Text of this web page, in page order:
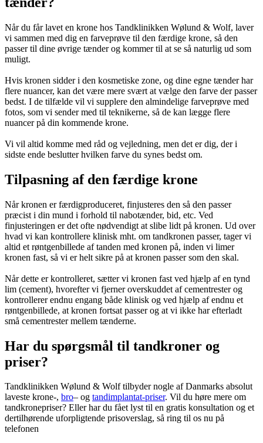
Når du får lavet en krone hos Tandklinikken Wølund & Wolf, laver
vi sammen med dig en farveprøve til den færdige krone, så den
passer til dine øvrige tænder og kommer til at se så naturlig ud som
muligt.
Hvis kronen sidder i den kosmetiske zone, og dine egne tænder har
flere nuancer, kan det være mere svært at vælge den farve der passer
bedst. I de tilfælde vil vi supplere den almindelige farveprøve med
fotos, som vi sender med til teknikerne, så de kan lægge flere
nuancer på din kommende krone.
Vi vil altid komme med råd og vejledning, men det er dig, der i
sidste ende beslutter hvilken farve du synes bedst om.
Tilpasning af den færdige krone
Når kronen er færdigproduceret, finjusteres den så den passer
præcist i din mund i forhold til nabotænder, bid, etc. Ved
finjusteringen er det ofte nødvendigt at slibe lidt på kronen. Ud over
hvad vi kan kontrollere klinisk mht. om tandkronen passer, tager vi
altid et røntgenbillede af tanden med kronen på, inden vi limer
kronen fast, så vi er helt sikre på at kronen passer som den skal.
Når dette er kontrolleret, sætter vi kronen fast ved hjælp af en tynd
lim (cement), hvorefter vi fjerner overskuddet af cementrester og
kontrollerer endnu engang både klinisk og ved hjælp af endnu et
røntgenbillede, at kronen fortsat passer og at vi ikke har efterladt
små cementrester mellem tænderne.
Har du spørgsmål til tandkroner og
priser?
Tandklinikken Wølund & Wolf tilbyder nogle af Danmarks absolut
laveste krone-, bro– og tandimplantat-priser. Vil du høre mere om
tandkronepriser? Eller har du fået lyst til en gratis konsultation og et
dertilhørende uforpligtende prisoverslag, så ring til os nu på
telefonen